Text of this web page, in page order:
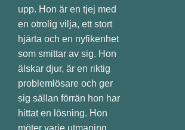
upp. Hon är en tjej med
en otrolig vilja, ett stort
hjärta och en nyfikenhet
som smittar av sig. Hon
älskar djur, är en riktig
problemlösare och ger
sig sällan förrän hon har
hittat en lösning. Hon
möter varje utmaning